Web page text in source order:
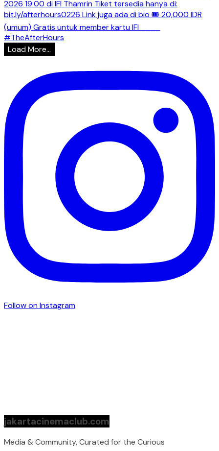
Load More...
Follow on Instagram
jakartacinemaclub.com
Media & Community, Curated for the Curious